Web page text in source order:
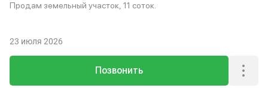
Продам земельный участок, 11 соток.
Позвонить
23 июля 2026